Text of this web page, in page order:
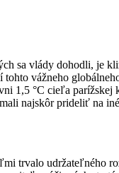
sa vlády dohodli, je
vážneho
1,5 °C cieľa
najskôr prideliť na
trvalo udržateľného